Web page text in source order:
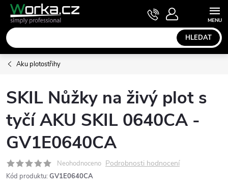
Přejít
obsah
HLEDAT
NÁKUPNÍ
KOŠÍK
Aku plotostřihy
SKIL Nůžky na živý plot s
tyčí AKU SKIL 0640CA -
GV1E0640CA
Neohodnoceno Podrobnosti hodnocení
Kód produktu: GV1E0640CA